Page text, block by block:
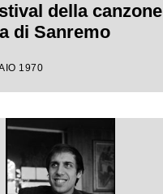
della canzone
di Sanremo
1970